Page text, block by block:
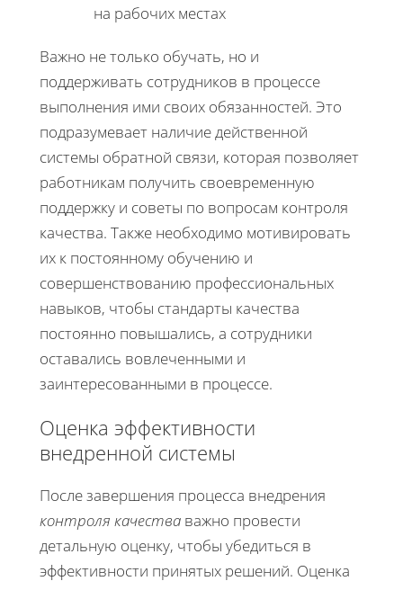
на рабочих местах
Важно не только обучать, но и
поддерживать сотрудников в процессе
выполнения ими своих обязанностей. Это
подразумевает наличие действенной
системы обратной связи, которая позволяет
работникам получить своевременную
поддержку и советы по вопросам контроля
качества. Также необходимо мотивировать
их к постоянному обучению и
совершенствованию профессиональных
навыков, чтобы стандарты качества
постоянно повышались, а сотрудники
оставались вовлеченными и
заинтересованными в процессе.
Оценка эффективности
внедренной системы
После завершения процесса внедрения
контроля качества важно провести
детальную оценку, чтобы убедиться в
эффективности принятых решений. Оценка